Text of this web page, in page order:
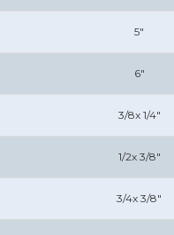
5"
6"
3/8x 1/4"
1/2x 3/8"
3/4x 3/8"